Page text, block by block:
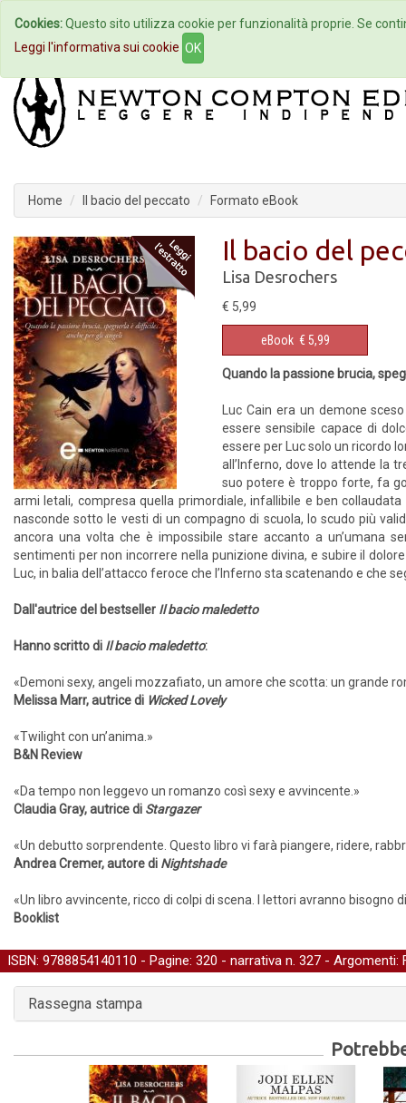
Home Autori Eventi
Home Il bacio del peccato Formato eBook
Il bacio del
Lisa Desrochers
€ 5,99
eBook € 5,99
Quando la passione brucia,
Luc Cain era un demone
essere sensibile capace di
essere per Luc solo un ricordo
all’Inferno, dove lo attende la
suo potere è troppo forte, fa
armi letali, compresa quella primordiale, infallibile e ben
nasconde sotto le vesti di un compagno di scuola, lo scudo più
ancora una volta che è impossibile stare accanto a un’umana
sentimenti per non incorrere nella punizione divina, e subire il
Luc, in balia dell’attacco feroce che l’Inferno sta scatenando e che
Dall'autrice del bestseller Il bacio maledetto
Hanno scritto di Il bacio maledetto:
«Demoni sexy, angeli mozzafiato, un amore che scotta: un grande
Melissa Marr, autrice di Wicked Lovely
«Twilight con un’anima.»
B&N Review
«Da tempo non leggevo un romanzo così sexy e avvincente.»
Claudia Gray, autrice di Stargazer
«Un debutto sorprendente. Questo libro vi farà piangere, ridere,
Andrea Cremer, autore di Nightshade
«Un libro avvincente, ricco di colpi di scena. I lettori avranno
Booklist
ISBN: 9788854140110 - Pagine: 320 - narrativa n. 327 - Argomenti:
Rassegna stampa
Cookies:Questo sito utilizza cookie per funzionalità proprie. Se
Leggi l'informativa sui cookie OK